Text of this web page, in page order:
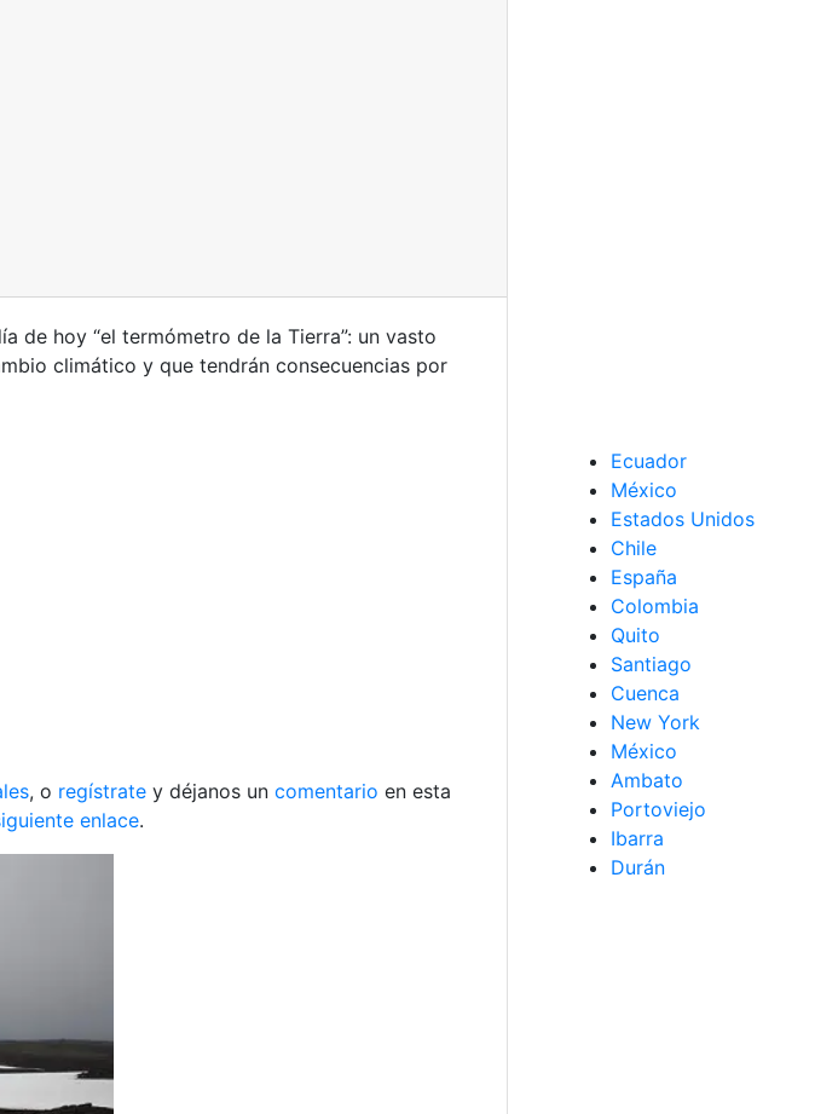
de hoy “el termómetro de la Tierra”: un vasto
climático y que tendrán consecuencias por
, o regístrate y déjanos un comentario en esta
enlace.
Ecuador
México
Estados Unidos
Chile
España
Colombia
Quito
Santiago
Cuenca
New York
México
Ambato
Portoviejo
Ibarra
Durán